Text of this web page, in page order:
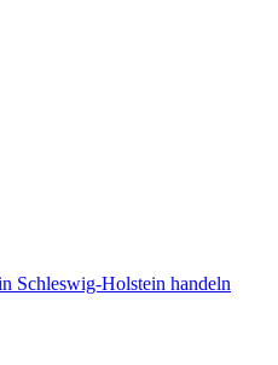
Schleswig-Holstein handeln